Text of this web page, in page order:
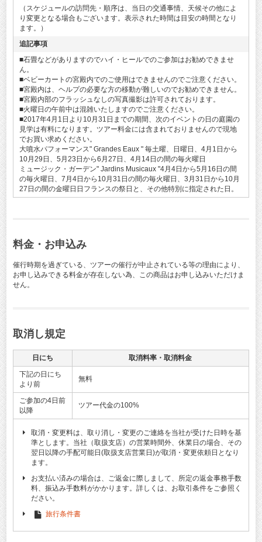
（スケジュールの訪問先・順序は、当日の交通事情、天候その他によ
り変更となる場合もございます。表示された時間は目安の時間となり
ます。）
追記事項
■石畳などがありますのでハイ・ヒールでのご参加はお勧めできませ
ん。
■ベビーカートの宮殿内でのご使用はできませんのでご注意ください。
■宮殿内は、ヘルプの必要な方の移動が難しいのでお勧めできません。
■宮殿内部のフラッシュなしの写真撮影は許可されております。
■火曜日の午前中は混雑いたしますのでご注意ください。
■2017年4月1日より10月31日までの期間、次のイベントの日の庭園の
見学は有料になります。ツアー料金には含まれておりませんので現地
でお買い求めください。
大噴水パフォーマンス" Grandes Eaux " 毎土曜、日曜日、4月1日から
10月29日、5月23日から6月27日、4月14日の間の毎火曜日
ミュージック・ガーデン" Jardins Musicaux "4月4日から5月16日の間
の毎火曜日、7月4日から10月31日の間の毎火曜日、3月31日から10月
27日の間の金曜日日フランスの祭日と、その他特別に指定された日。
料金・お申込み
催行時期を過ぎている、ツアーの催行が中止されている等の理由により、
お申し込みできる料金が存在しない為、この商品はお申し込みいただけま
せん。
取消し規定
日にち
取消料率・取消料金
下記の日にち
より前
無料
ご参加の4日前
以降
ツアー代金の100%
取消・変更料は、取り消し・変更のご連絡を当社が受けた日時を基
準とします。当社（取扱支店）の営業時間外、休業日の場合、その
翌日以降の手配可能日(取扱支店営業日)が取消・変更依頼日となり
ます。
お支払い済みの場合は、ご返金に際しまして、所定の返金事務手数
料、振込み手数料がかかります。詳しくは、お取引条件をご参照く
ださい。
旅行条件書